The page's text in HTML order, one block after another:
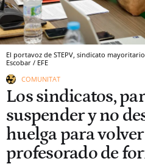
El portavoz de STEPV, sindicato
Escobar / EFE
COMUNITAT
Los sindicatos,
suspender y no
huelga para
profesorado de